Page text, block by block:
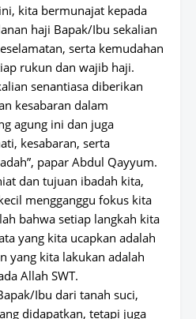
kita bermunajat kepada
haji Bapak/Ibu sekalian
serta kemudahan
rukun dan wajib haji.
senantiasa diberikan
kesabaran dalam
agung ini dan juga
kesabaran, serta
papar Abdul Qayyum.
dan tujuan ibadah kita,
mengganggu fokus kita
bahwa setiap langkah kita
yang kita ucapkan adalah
yang kita lakukan adalah
Allah SWT.
Ibu dari tanah suci,
didapatkan, tetapi juga